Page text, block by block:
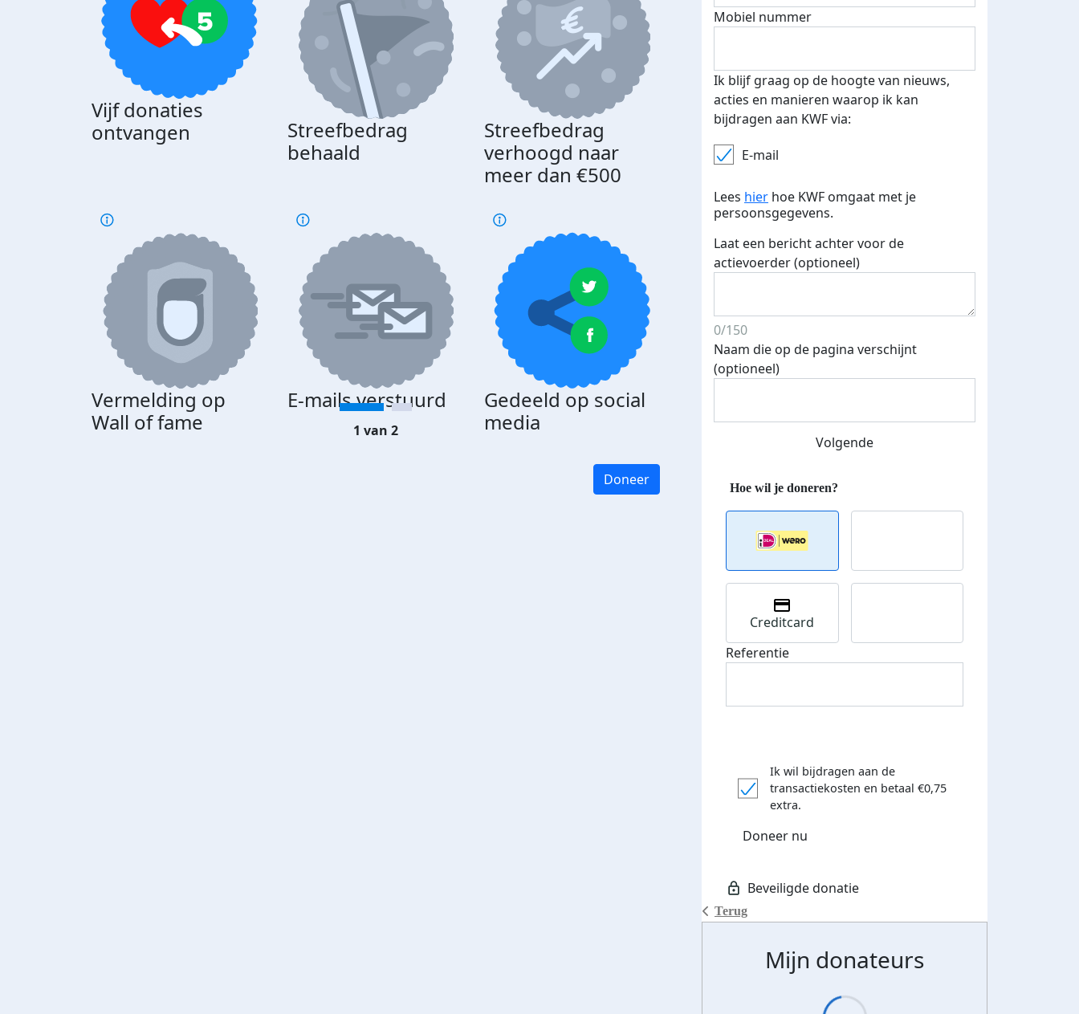
Vijf donaties
ontvangen
Streefbedrag
behaald
Streefbedrag
verhoogd naar
meer dan €500
Vermelding op
Wall of fame
E-mails verstuurd
Gedeeld op social
media
1 van 2
Doneer
Mobiel nummer
Ik blijf graag op de hoogte van nieuws,
acties en manieren waarop ik kan
bijdragen aan KWF via:
E-mail
Lees hier hoe KWF omgaat met je
persoonsgegevens.
Laat een bericht achter voor de
actievoerder (optioneel)
0/150
Naam die op de pagina verschijnt
(optioneel)
Volgende
Terug
Creditcard
Referentie
Ik wil bijdragen aan de
transactiekosten en betaal €0,75
extra.
Doneer nu
Mijn donateurs